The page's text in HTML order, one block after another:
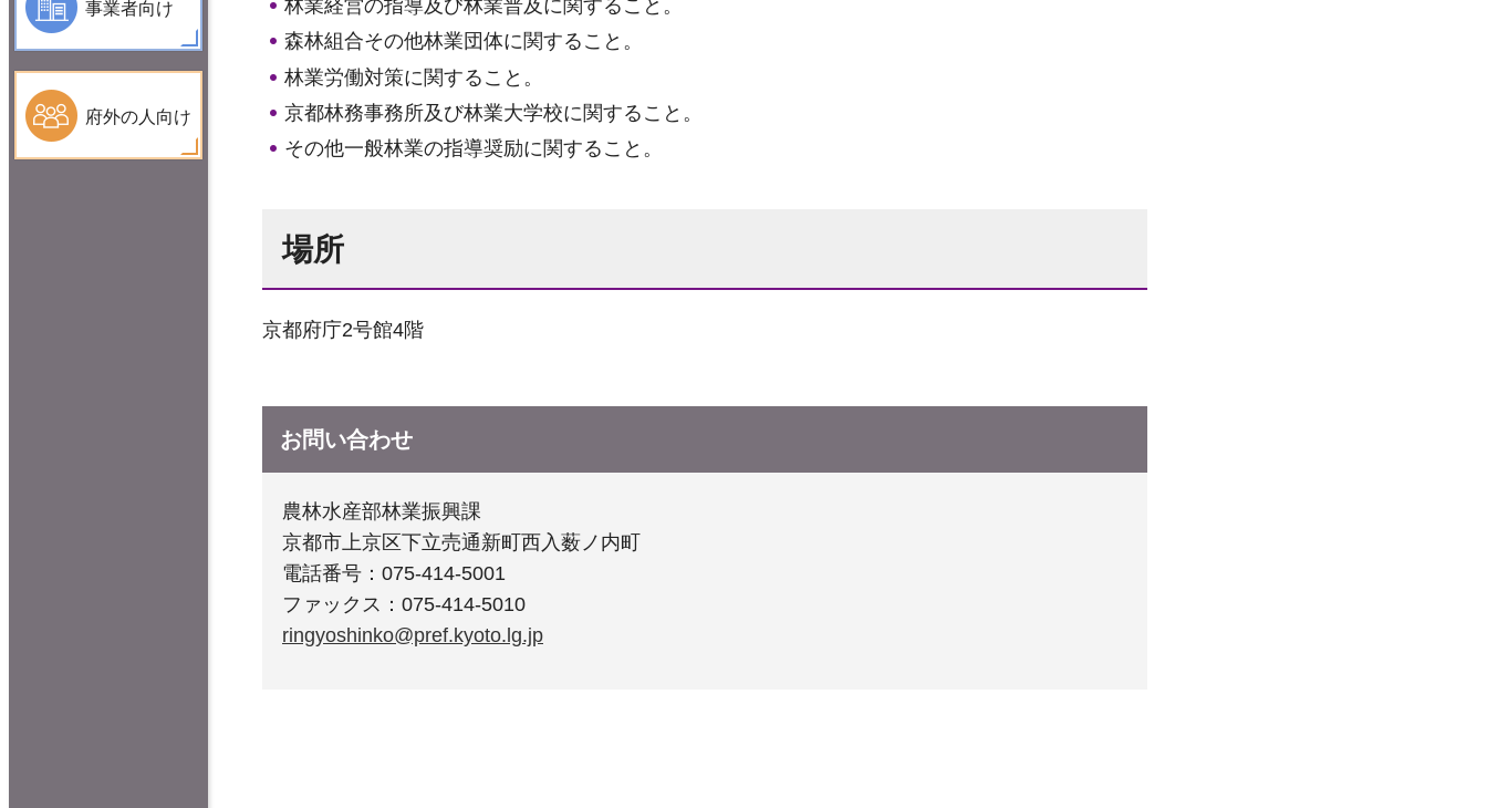
事業者向け
府外の人向け
林業経営の指導及び林業普及に関すること。
森林組合その他林業団体に関すること。
林業労働対策に関すること。
京都林務事務所及び林業大学校に関すること。
その他一般林業の指導奨励に関すること。
場所
京都府庁2号館4階
お問い合わせ
農林水産部林業振興課
京都市上京区下立売通新町西入薮ノ内町
電話番号：075-414-5001
ファックス：075-414-5010
ringyoshinko@pref.kyoto.lg.jp